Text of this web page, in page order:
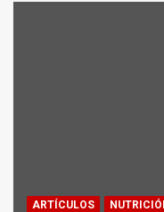
ARTÍCULOS